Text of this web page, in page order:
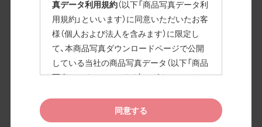
真データ利用規約（以下「商品写真データ利
用規約」といいます）に同意いただいたお客
様（個人および法人を含みます）に限定し
て、本商品写真ダウンロードページで公開
している当社の商品写真データ（以下「商品
写真データ」といいます）のダウンロードお
また、当社は、下記のCAD図データ利用規約
（以下「CAD図データ利用規約」といいます）
同意する
BSKBB705BK
高画質画像